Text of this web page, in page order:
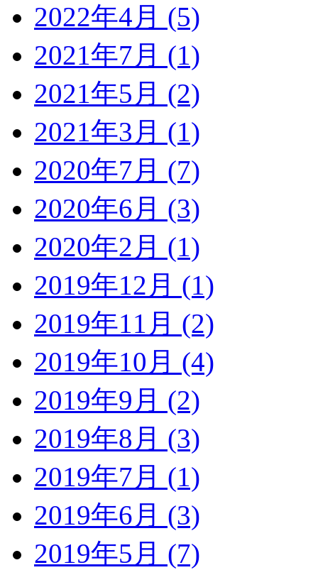
2022年4月 (5)
2021年7月 (1)
2021年5月 (2)
2021年3月 (1)
2020年7月 (7)
2020年6月 (3)
2020年2月 (1)
2019年12月 (1)
2019年11月 (2)
2019年10月 (4)
2019年9月 (2)
2019年8月 (3)
2019年7月 (1)
2019年6月 (3)
2019年5月 (7)